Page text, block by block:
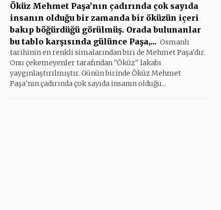
Öküz Mehmet Paşa’nın çadırında çok sayıda
insanın olduğu bir zamanda bir öküzün içeri
bakıp böğürdüğü görülmüş. Orada bulunanlar
bu tablo karşısında gülünce Paşa,... Osmanlı
tarihinin en renkli simalarından biri de Mehmet Paşa'dır.
Onu çekemeyenler tarafından ''Öküz'' lakabı
yaygınlaştırılmıştır. Günün birinde Öküz Mehmet
Paşa'nın çadırında çok sayıda insanın olduğu...